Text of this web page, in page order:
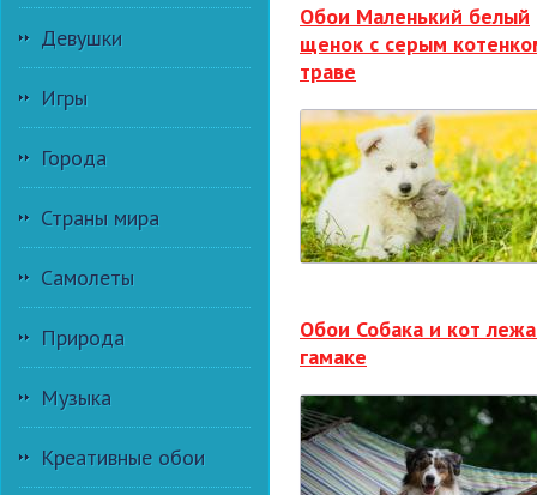
Девушки
Игры
Города
Страны мира
Самолеты
Природа
Музыка
Креативные обои
Обои Маленький белый
щенок с серым
траве
Обои Собака и кот
гамаке